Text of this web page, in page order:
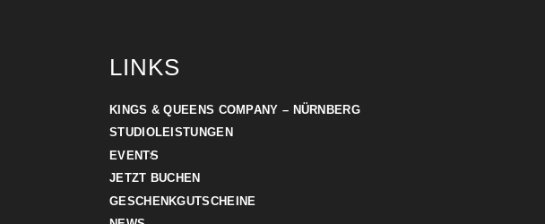
LINKS
KINGS & QUEENS COMPANY – NÜRNBERG
STUDIOLEISTUNGEN
EVENTS
JETZT BUCHEN
GESCHENKGUTSCHEINE